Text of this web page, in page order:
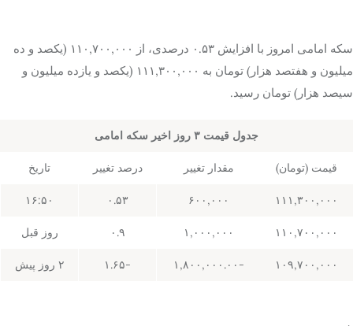
سکه امامی امروز با افزایش ۰.۵۳ درصدی، از ۱۱۰,۷۰۰,۰۰۰ (یکصد و ده
میلیون و هفتصد هزار) تومان به ۱۱۱,۳۰۰,۰۰۰ (یکصد و یازده میلیون و
سیصد هزار) تومان رسید.
جدول قیمت ۳ روز اخیر سکه امامی
قیمت (تومان) مقدار تغییر درصد تغییر تاریخ
۱۱۱,۳۰۰,۰۰۰ ۶۰۰,۰۰۰ ۰.۵۳ ۱۶:۵۰
۱۱۰,۷۰۰,۰۰۰ ۱,۰۰۰,۰۰۰ ۰.۹ روز قبل
۱۰۹,۷۰۰,۰۰۰ -۱,۸۰۰,۰۰۰.۰۰ -۱.۶۵ ۲ روز پیش